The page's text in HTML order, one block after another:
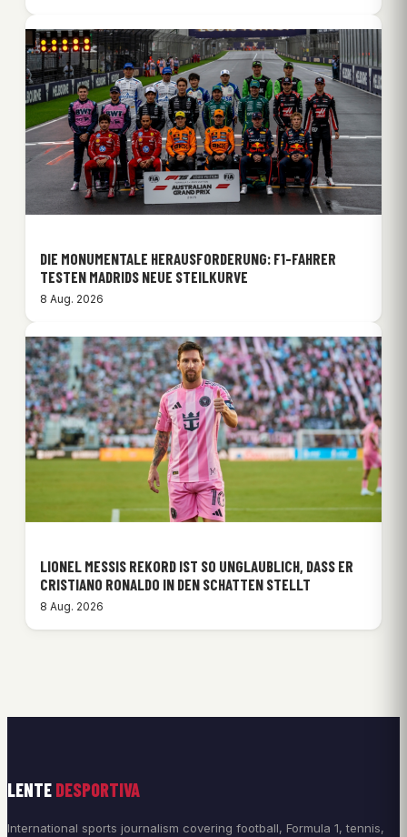
DIE MONUMENTALE HERAUSFORDERUNG: F1-FAHRER
TESTEN MADRIDS NEUE STEILKURVE
8 Aug. 2026
LIONEL MESSIS REKORD IST SO UNGLAUBLICH, DASS ER
CRISTIANO RONALDO IN DEN SCHATTEN STELLT
8 Aug. 2026
LENTE DESPORTIVA
International sports journalism covering football, Formula 1, tennis,